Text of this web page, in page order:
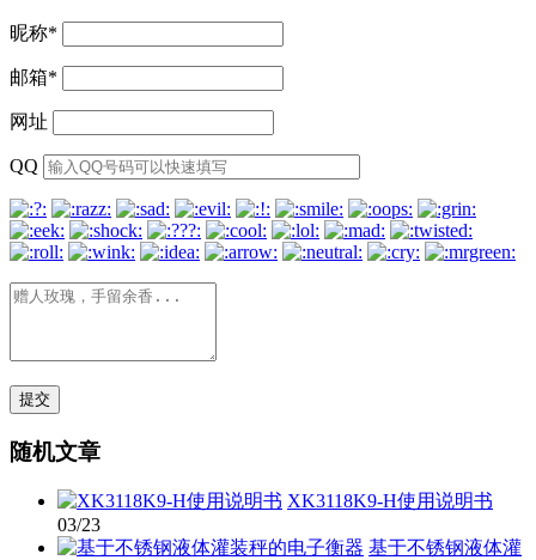
昵称*
邮箱*
网址
QQ
随机文章
XK3118K9-H使用说明书
03/23
基于不锈钢液体灌